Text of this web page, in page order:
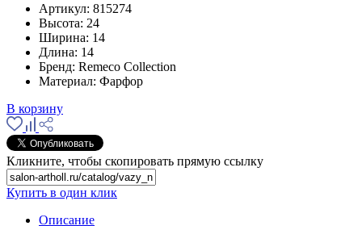
Артикул: 815274
Высота: 24
Ширина: 14
Длина: 14
Бренд: Remeco Collection
Материал: Фарфор
В корзину
Кликните, чтобы скопировать прямую ссылку
Купить в один клик
Описание